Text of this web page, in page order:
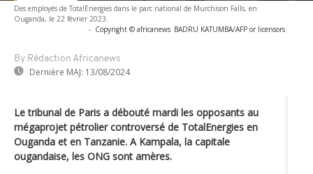
Des employés de TotalEnergies dans le parc national de Murchison Falls, en
Ouganda, le 22 février 2023.
- Copyright © africanews BADRU KATUMBA/AFP or licensors
By Rédaction Africanews
Dernière MAJ: 13/08/2024
Le tribunal de Paris a débouté mardi les opposants au
mégaprojet pétrolier controversé de TotalEnergies en
Ouganda et en Tanzanie. A Kampala, la capitale
ougandaise, les ONG sont amères.